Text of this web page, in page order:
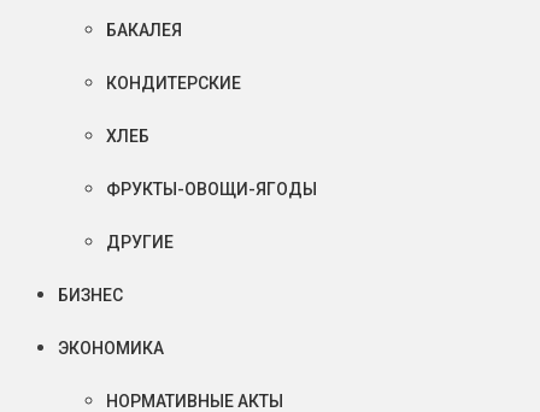
БАКАЛЕЯ
КОНДИТЕРСКИЕ
ХЛЕБ
ФРУКТЫ-ОВОЩИ-ЯГОДЫ
ДРУГИЕ
БИЗНЕС
ЭКОНОМИКА
НОРМАТИВНЫЕ АКТЫ